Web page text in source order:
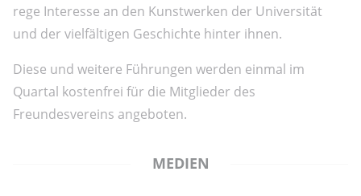
rege Interesse an den Kunstwerken der Universität
und der vielfältigen Geschichte hinter ihnen.
Diese und weitere Führungen werden einmal im
Quartal kostenfrei für die Mitglieder des
Freundesvereins angeboten.
MEDIEN